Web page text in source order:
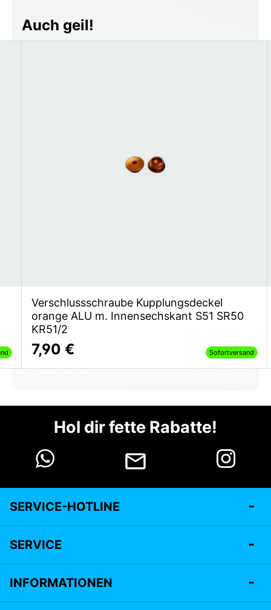
Produktgalerie überspringen
Auch geil!
Verschlussschraube Kupplungsdeckel
orange ALU m. Innensechskant S51 SR50
KR51/2
7,90 € Sofortversand
Hol dir fette Rabatte!
SERVICE-HOTLINE
SERVICE
INFORMATIONEN